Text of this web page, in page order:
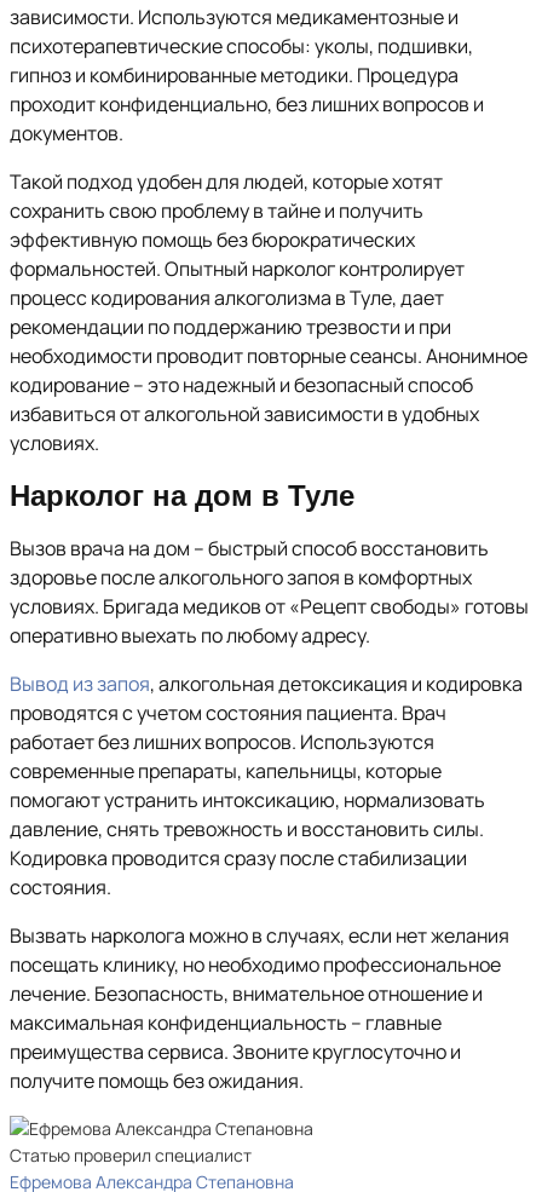
зависимости. Используются медикаментозные и
психотерапевтические способы: уколы, подшивки,
гипноз и комбинированные методики. Процедура
проходит конфиденциально, без лишних вопросов и
документов.
Такой подход удобен для людей, которые хотят
сохранить свою проблему в тайне и получить
эффективную помощь без бюрократических
формальностей. Опытный нарколог контролирует
процесс кодирования алкоголизма в Туле, дает
рекомендации по поддержанию трезвости и при
необходимости проводит повторные сеансы. Анонимное
кодирование – это надежный и безопасный способ
избавиться от алкогольной зависимости в удобных
условиях.
Нарколог на дом в Туле
Вызов врача на дом – быстрый способ восстановить
здоровье после алкогольного запоя в комфортных
условиях. Бригада медиков от «Рецепт свободы» готовы
оперативно выехать по любому адресу.
Вывод из запоя, алкогольная детоксикация и кодировка
проводятся с учетом состояния пациента. Врач
работает без лишних вопросов. Используются
современные препараты, капельницы, которые
помогают устранить интоксикацию, нормализовать
давление, снять тревожность и восстановить силы.
Кодировка проводится сразу после стабилизации
состояния.
Вызвать нарколога можно в случаях, если нет желания
посещать клинику, но необходимо профессиональное
лечение. Безопасность, внимательное отношение и
максимальная конфиденциальность – главные
преимущества сервиса. Звоните круглосуточно и
получите помощь без ожидания.
Статью проверил специалист
Ефремова Александра Степановна